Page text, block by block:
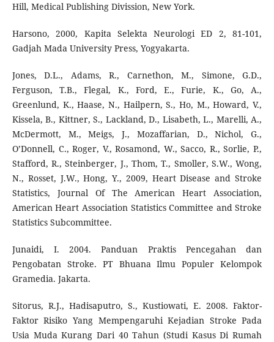
Hill, Medical Publishing Divission, New York.
Harsono, 2000, Kapita Selekta Neurologi ED 2, 81-101,
Gadjah Mada University Press, Yogyakarta.
Jones, D.L., Adams, R., Carnethon, M., Simone, G.D.,
Ferguson, T.B., Flegal, K., Ford, E., Furie, K., Go, A.,
Greenlund, K., Haase, N., Hailpern, S., Ho, M., Howard, V.,
Kissela, B., Kittner, S., Lackland, D., Lisabeth, L., Marelli, A.,
McDermott, M., Meigs, J., Mozaffarian, D., Nichol, G.,
O’Donnell, C., Roger, V., Rosamond, W., Sacco, R., Sorlie, P.,
Stafford, R., Steinberger, J., Thom, T., Smoller, S.W., Wong,
N., Rosset, J.W., Hong, Y., 2009, Heart Disease and Stroke
Statistics, Journal Of The American Heart Association,
American Heart Association Statistics Committee and Stroke
Statistics Subcommittee.
Junaidi, I. 2004. Panduan Praktis Pencegahan dan
Pengobatan Stroke. PT Bhuana Ilmu Populer Kelompok
Gramedia. Jakarta.
Sitorus, R.J., Hadisaputro, S., Kustiowati, E. 2008. Faktor-
Faktor Risiko Yang Mempengaruhi Kejadian Stroke Pada
Usia Muda Kurang Dari 40 Tahun (Studi Kasus Di Rumah